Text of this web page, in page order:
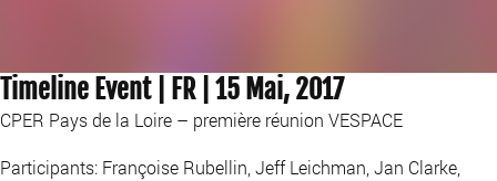
Timeline Event | FR | 15 Mai, 2017
CPER Pays de la Loire – première réunion VESPACE
Participants: Françoise Rubellin, Jeff Leichman, Jan Clarke,